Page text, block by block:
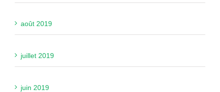
août 2019
juillet 2019
juin 2019